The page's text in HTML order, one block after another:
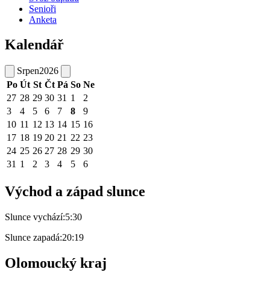
Senioři
Anketa
Kalendář
Srpen2026
Po Út St Čt Pá So Ne
27 28 29 30 31 1
2
3
4 5 6 7 8
9
10 11 12 13 14 15 16
17 18 19 20 21 22 23
24 25 26 27 28 29 30
31 1 2 3 4 5 6
Východ a západ slunce
Slunce vychází:5:30
Slunce zapadá:20:19
Olomoucký kraj